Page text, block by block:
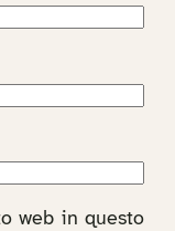
web in questo